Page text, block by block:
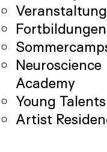
Fortbildungen
Neuroscience
Academy
Young
Artist